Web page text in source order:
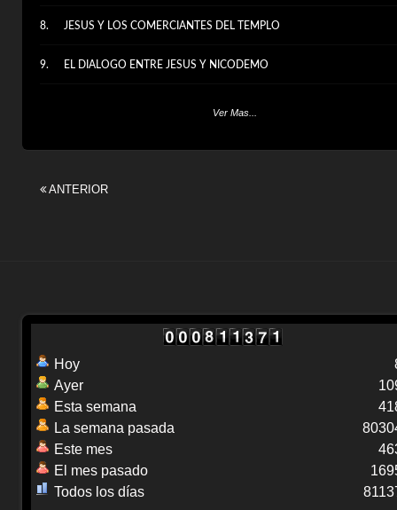
JESUS Y LOS COMERCIANTES DEL TEMPLO
EL DIALOGO ENTRE JESUS Y NICODEMO
Ver Mas...
ANTERIOR
Hoy
Ayer
Esta semana
La semana pasada
Este mes
El mes pasado
Todos los días